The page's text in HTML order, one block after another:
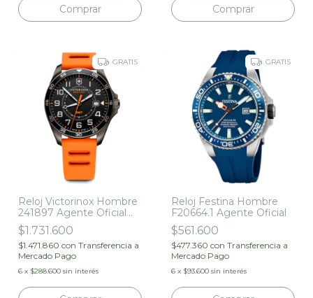
Comprar
GRATIS
Reloj Victorinox Hombre
241897 Agente Oficial
Garantía 5 Años
$1.731.600
$1.471.860 con Transferencia a
Mercado Pago
6 x $288.600 sin interés
GRATIS
Reloj Festina Hombre
F20664.1 Agente Oficial
$561.600
$477.360 con Transferencia a
Mercado Pago
6 x $93.600 sin interés